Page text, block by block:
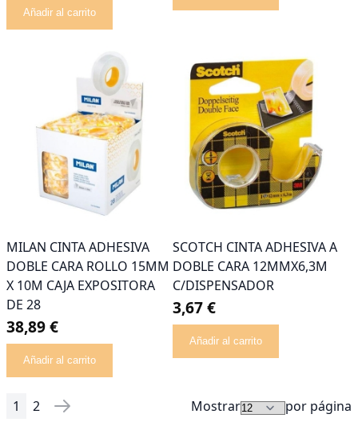
Añadir al carrito
MILAN CINTA ADHESIVA
DOBLE CARA ROLLO 15MM
X 10M CAJA EXPOSITORA
DE 28
38,89 €
Añadir al carrito
SCOTCH CINTA ADHESIVA A
DOBLE CARA 12MMX6,3M
C/DISPENSADOR
3,67 €
Añadir al carrito
Página
Actualmente estás leyendo página
1 Página
2 Página
Siguiente Mostrar por página